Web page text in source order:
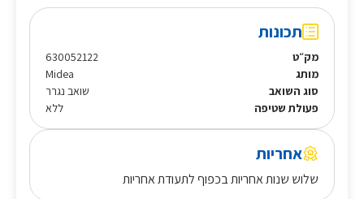
תכונות
מק״ט
630052122
מותג
Midea
סוג השואב
שואב נגרר
פעולת שטיפה
ללא
אחריות
שלוש שנות אחריות בכפוף לתעודת אחריות